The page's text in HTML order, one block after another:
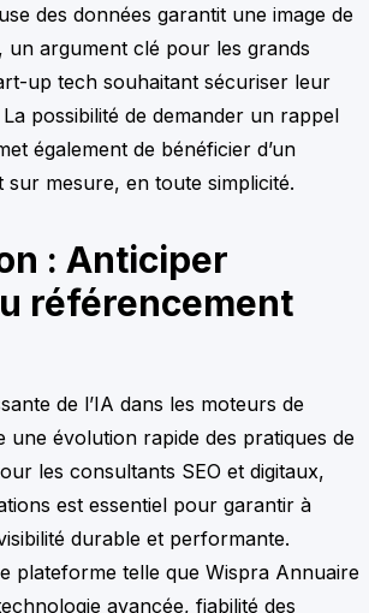
des données garantit une image de
un argument clé pour les grands
up tech souhaitant sécuriser leur
possibilité de demander un rappel
également de bénéficier d’un
sur mesure, en toute simplicité.
: Anticiper
référencement
de l’IA dans les moteurs de
une évolution rapide des pratiques de
les consultants SEO et digitaux,
est essentiel pour garantir à
durable et performante.
plateforme telle que Wispra Annuaire
avancée, fiabilité des